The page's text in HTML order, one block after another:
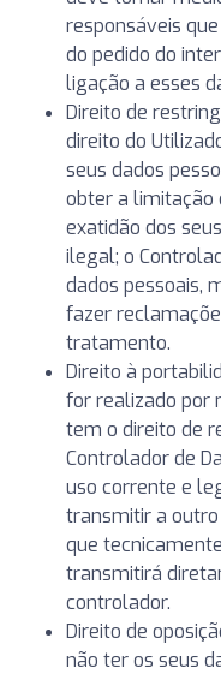
responsáveis
do pedido do
ligação a esses
Direito de
direito do
seus dados
obter a limitação
exatidão dos
ilegal; o
dados pessoais,
fazer
tratamento.
Direito à
for realizado por
tem o direito de
Controlador de
uso corrente e
transmitir a
que
transmitirá
controlador.
Direito de
não ter os seus